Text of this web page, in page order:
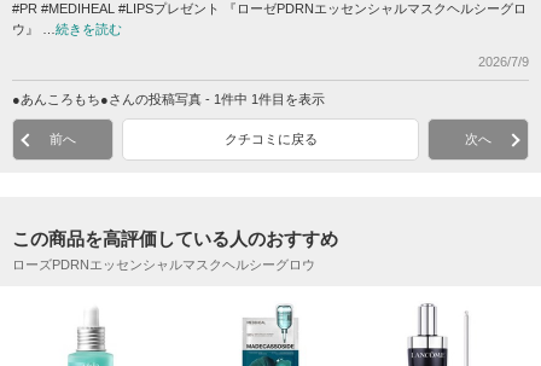
#PR #MEDIHEAL #LIPSプレゼント 『ローゼPDRNエッセンシャルマスクヘルシーグロ
ウ』 … 続きを読む
2026/7/9
●あんころもち●さんの投稿写真 - 1件中 1件目を表示
前へ クチコミに戻る 次へ
この商品を高評価している人のおすすめ
ローズPDRNエッセンシャルマスクヘルシーグロウ